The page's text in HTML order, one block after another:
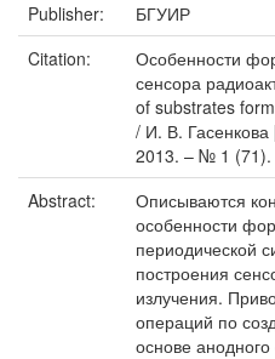
Publisher:
БГУИР
Citation:
Особенности
сенсора
of substrates
/ И. В.
2013. – № 1 (71).
Abstract:
Описываются
особенности
периодической
построения
излучения.
операций по
основе